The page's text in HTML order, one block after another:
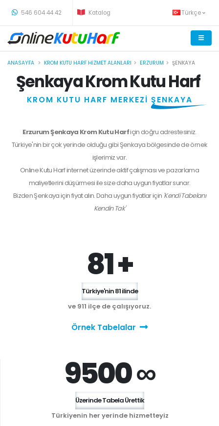
546 604 44 42 Katalog Türkçe
ANASAYFA KROM KUTU HARF HIZMET ALANLARI ERZURUM ŞENKAYA
Şenkaya Krom Kutu Harf
KROM KUTU HARF MERKEZİ ŞENKAYA
Erzurum Şenkaya Krom Kutu Harfiçin doğru adrestesiniz.
Türkiye'nin bir çok yerinde olduğu gibi Şenkaya bölgesinde de örnek
işlerimiz var.
Online Kutu Harf internet üzerinde aktif çalışması ve pazarlama
maliyetlerini düşürmesi ile size daha uygun fiyatlar sunar.
BizdenŞenkayaiçin fiyat alın. Daha uygun fiyatlar için 'Kendi Tabelanı
Kendin Tak'
81 +
Türkiye'nin 81 ilinde
ve 911 ilçe de çalışıyoruz.
Örnek Tabelalar
9500 ∞
Üzerinde Tabela Ürettik
Türkiyenin her yerinde hizmetteyiz